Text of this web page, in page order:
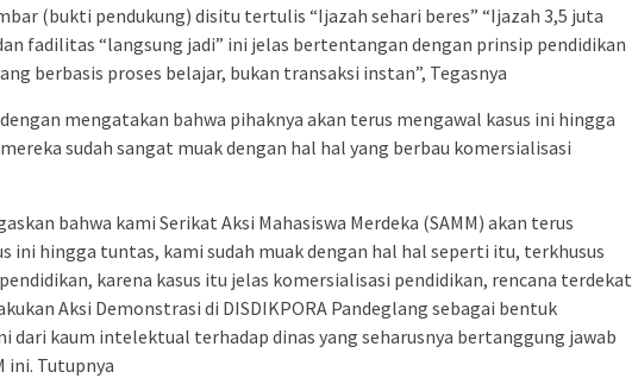
(bukti pendukung) disitu tertulis “Ijazah sehari beres” “Ijazah 3,5 juta
fadilitas “langsung jadi” ini jelas bertentangan dengan prinsip pendidikan
berbasis proses belajar, bukan transaksi instan”, Tegasnya
mengatakan bahwa pihaknya akan terus mengawal kasus ini hingga
sudah sangat muak dengan hal hal yang berbau komersialisasi
bahwa kami Serikat Aksi Mahasiswa Merdeka (SAMM) akan terus
ini hingga tuntas, kami sudah muak dengan hal hal seperti itu, terkhusus
karena kasus itu jelas komersialisasi pendidikan, rencana terdekat
Aksi Demonstrasi di DISDIKPORA Pandeglang sebagai bentuk
dari kaum intelektual terhadap dinas yang seharusnya bertanggung jawab
ini. Tutupnya